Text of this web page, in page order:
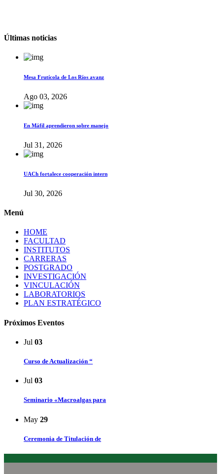
Últimas noticias
Mesa Frutícola de Los Ríos avanz
Ago 03, 2026
En Máfil aprendieron sobre manejo
Jul 31, 2026
UACh fortalece cooperación intern
Jul 30, 2026
Menú
HOME
FACULTAD
INSTITUTOS
CARRERAS
POSTGRADO
INVESTIGACIÓN
VINCULACIÓN
LABORATORIOS
PLAN ESTRATÉGICO
Próximos Eventos
Jul 03
Curso de Actualización “
Jul 03
Seminario «Macroalgas para
May 29
Ceremonia de Titulación de